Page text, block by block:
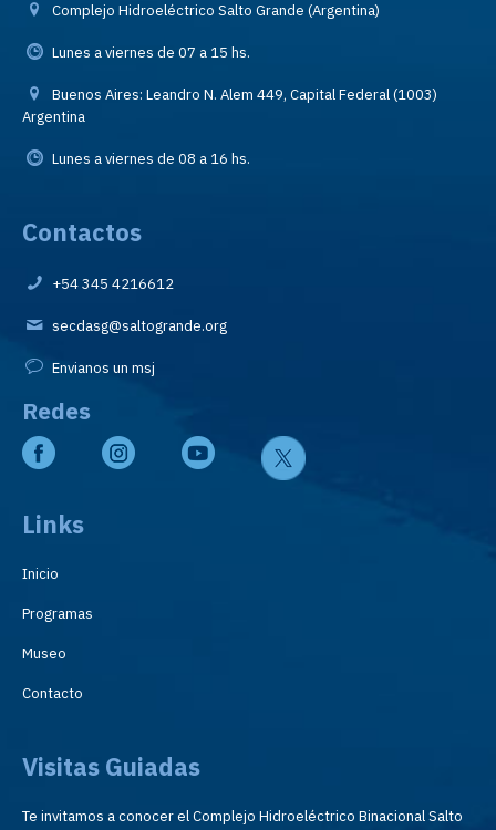
Complejo Hidroeléctrico Salto Grande (Argentina)
Lunes a viernes de 07 a 15 hs.
Buenos Aires: Leandro N. Alem 449, Capital Federal (1003)
Argentina
Lunes a viernes de 08 a 16 hs.
Contactos
+54 345 4216612
secdasg@saltogrande.org
Envianos un msj
Redes
Links
Inicio
Programas
Museo
Contacto
Visitas Guiadas
Te invitamos a conocer el Complejo Hidroeléctrico Binacional Salto